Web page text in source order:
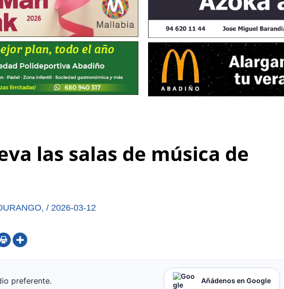
las salas de música de
, / 2026-03-12
preferente. Añádenos en Google